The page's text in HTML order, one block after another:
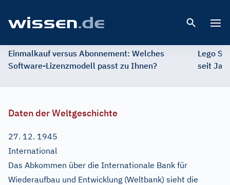
Einmalkauf versus Abonnement: Welches
Software-Lizenzmodell passt zu Ihnen?
Lego
seit
Daten der Weltgeschichte
27. 12. 1945
International
Das Abkommen über die Internationale Bank für
Wiederaufbau und Entwicklung (Weltbank) sieht die